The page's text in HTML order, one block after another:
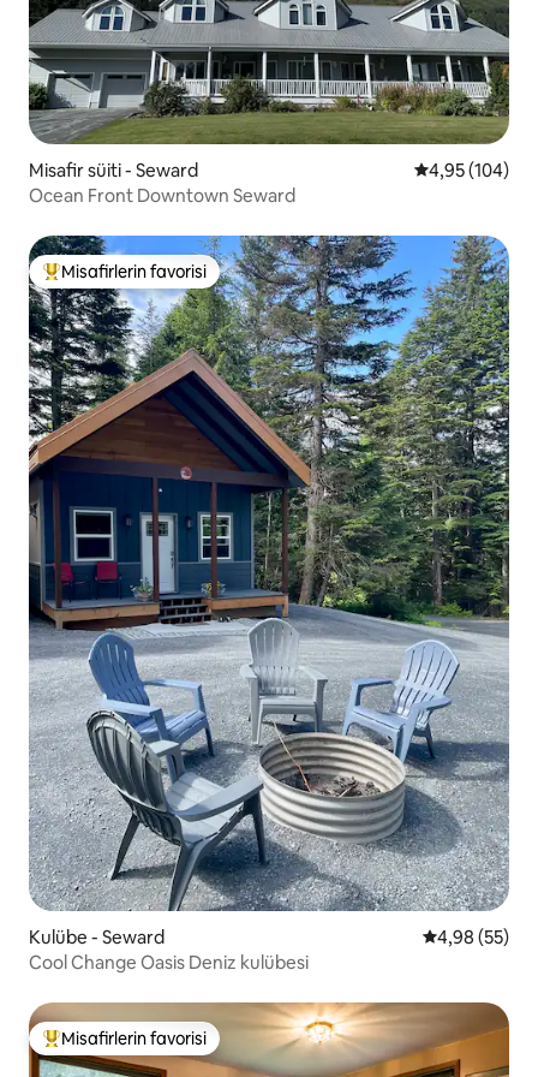
Misafir süiti - Seward 5 üzerinden
4,95 (104)
Ocean Front Downtown Seward
Misafirlerin favorilerinden en beğenilenler arasında
Misafirlerin favorisi
Kulübe - Seward 5 üzerinden
4,98 (55)
Cool Change Oasis Deniz kulübesi
Misafirlerin favorilerinden en beğenilenler arasında
Misafirlerin favorisi